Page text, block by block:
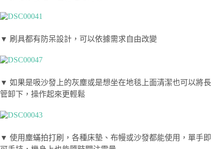
▼ 刷具都有防呆設計，可以依據需求自由改變
▼ 如果是吸沙發上的灰塵或是想坐在地毯上面清潔也可以將長
管卸下，操作起來更輕鬆
▼ 使用塵蟎拍打刷，各種床墊、布幔或沙發都能使用，單手即